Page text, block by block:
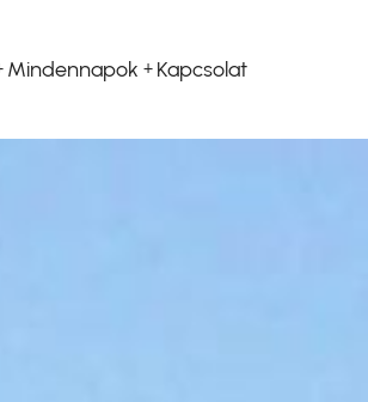
Mindennapok Kapcsolat